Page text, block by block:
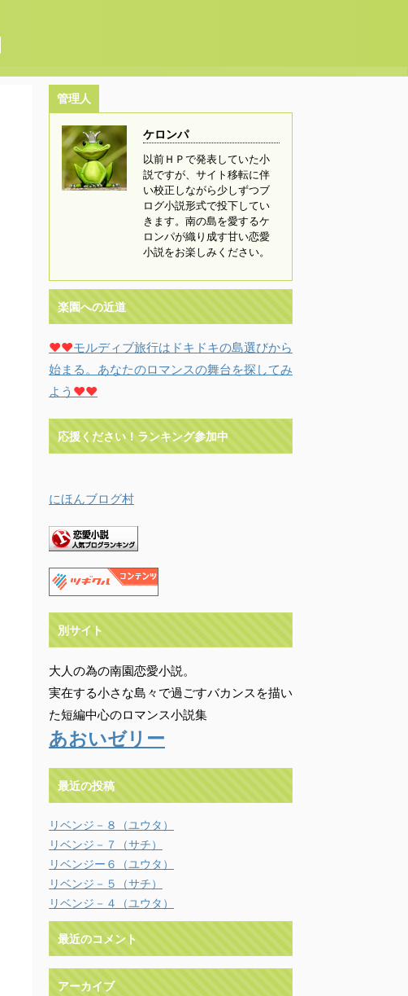
管理人
ケロンパ
以前ＨＰで発表していた小
説ですが、サイト移転に伴
い校正しながら少しずつブ
ログ小説形式で投下してい
きます。南の島を愛するケ
ロンパが織り成す甘い恋愛
小説をお楽しみください。
楽園への近道
♥♥モルディブ旅行はドキドキの島選びから
始まる。あなたのロマンスの舞台を探してみ
よう ♥♥
応援ください！ランキング参加中
にほんブログ村
別サイト
大人の為の南園恋愛小説。
実在する小さな島々で過ごすバカンスを描い
た短編中心のロマンス小説集
あおいゼリー
最近の投稿
リベンジ－８（ユウタ）
リベンジ－７（サチ）
リベンジー６（ユウタ）
リベンジ－５（サチ）
リベンジ－４（ユウタ）
最近のコメント
アーカイブ